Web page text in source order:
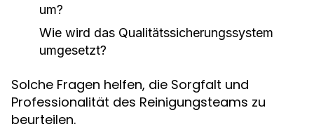
um?
Wie wird das Qualitätssicherungssystem
umgesetzt?
Solche Fragen helfen, die Sorgfalt und
Professionalität des Reinigungsteams zu
beurteilen.